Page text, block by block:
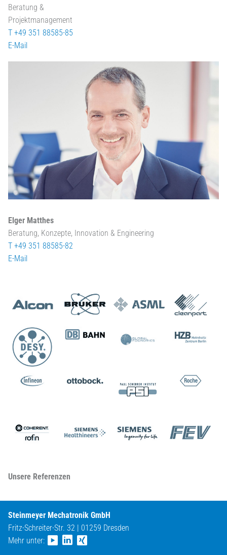
Beratung &
Projektmanagement
T +49 351 88585-85
E-Mail
Elger Matthes
Beratung, Konzepte, Innovation & Engineering
T +49 351 88585-82
E-Mail
Unsere Referenzen
Steinmeyer Mechatronik GmbH
Fritz-Schreiter-Str. 32 | 01259 Dresden
Mehr unter: